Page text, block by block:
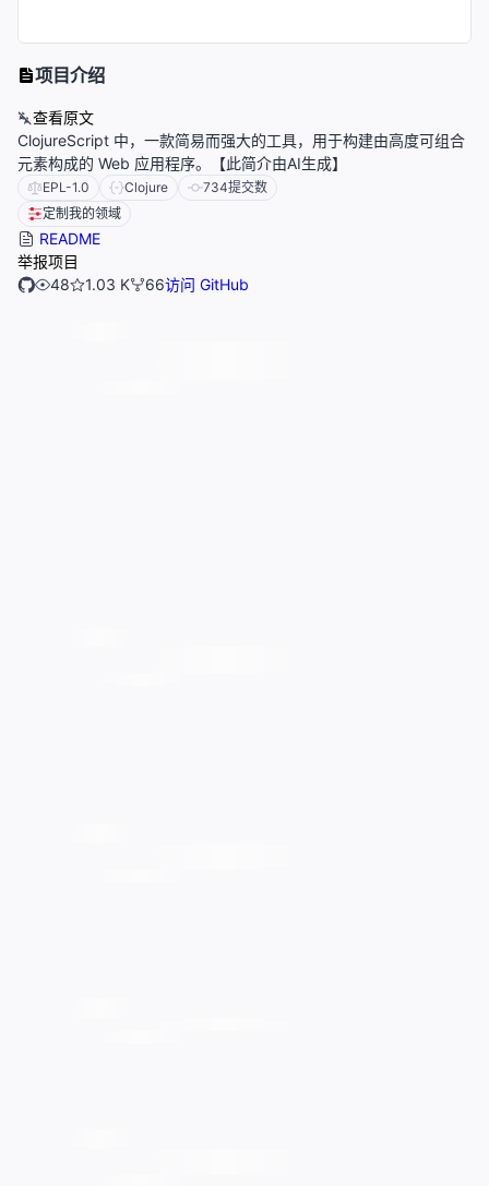
项目介绍
查看原文
ClojureScript 中，一款简易而强大的工具，用于构建由高度可组合
元素构成的 Web 应用程序。【此简介由AI生成】
EPL-1.0 Clojure 734提交数
定制我的领域
README
举报项目
48
1.03 K 66访问 GitHub